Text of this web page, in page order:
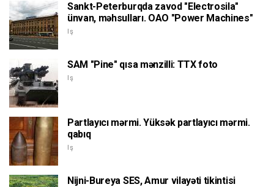
Sankt-Peterburqda zavod "Electrosila"
ünvan, məhsulları. OAO "Power Machines"
Iş
SAM "Pine" qısa mənzilli: TTX foto
Iş
Partlayıcı mərmi. Yüksək partlayıcı mərmi.
qabıq
Iş
Nijni-Bureya SES, Amur vilayəti tikintisi